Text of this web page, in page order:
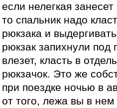
если нелегкая
то спальник надо
рюкзака и
рюкзак запихнули под
влезет, класть в
рюкзачок. Это же
при поездке ночью в
от того, лежа вы в